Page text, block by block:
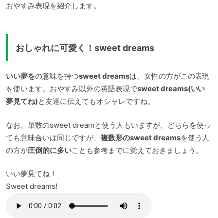
おやすみ表現を紹介します。
おしゃれに可愛く！sweet dreams
いい夢をの意味を持つsweet dreamsは、女性の方がこの表現
を使います。おやすみ以外の英語表現でsweet dreams(いい
夢見てね)と友達に伝えてもオシャレですね。
なお、単数のsweet dreamと使う人もいますが、どちらを使っ
ても意味合いは同じですが、 複数形のsweet dreamsを使う人
の方が圧倒的に多いことも参考までに覚えておきましょう。
いい夢見てね！
Sweet dreams!